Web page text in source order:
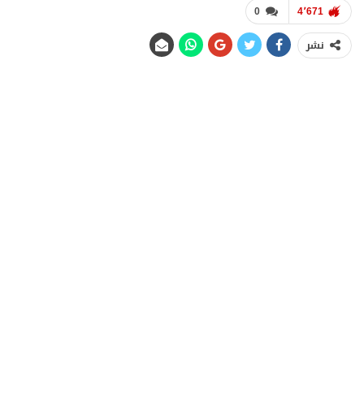
0 4٬671
نشر